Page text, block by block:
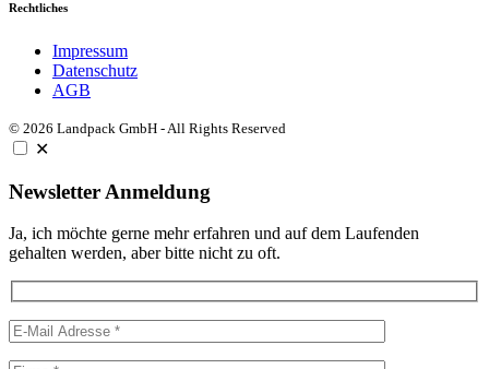
Rechtliches
Impressum
Datenschutz
AGB
© 2026 Landpack GmbH - All Rights Reserved
✕
Newsletter Anmeldung
Ja, ich möchte gerne mehr erfahren und auf dem Laufenden
gehalten werden, aber bitte nicht zu oft.